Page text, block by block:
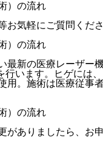
）の流れ
お気軽にご質問くださ
）の流れ
最新の医療レーザー
行います。ヒゲには
用。施術は医療従事
）の流れ
がありましたら、お